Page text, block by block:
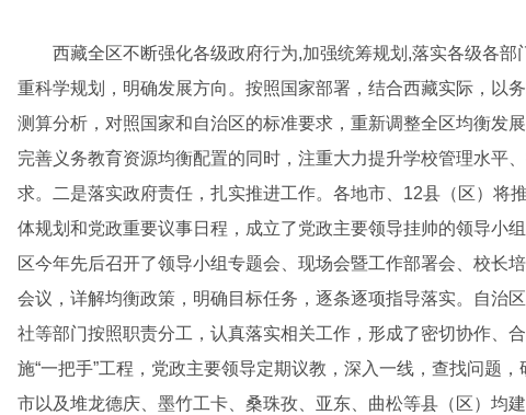
西藏全区不断强化各级政府行为,加强统筹规划,落实各级各部
重科学规划，明确发展方向。按照国家部署，结合西藏实际，以
测算分析，对照国家和自治区的标准要求，重新调整全区均衡发
完善义务教育资源均衡配置的同时，注重大力提升学校管理水平
求。二是落实政府责任，扎实推进工作。各地市、12县（区）将
体规划和党政重要议事日程，成立了党政主要领导挂帅的领导小
区今年先后召开了领导小组专题会、现场会暨工作部署会、校长
会议，详解均衡政策，明确目标任务，逐条逐项指导落实。自治
社等部门按照职责分工，认真落实相关工作，形成了密切协作、
施“一把手”工程，党政主要领导定期议教，深入一线，查找问题
市以及堆龙德庆、墨竹工卡、桑珠孜、亚东、曲松等县（区）均